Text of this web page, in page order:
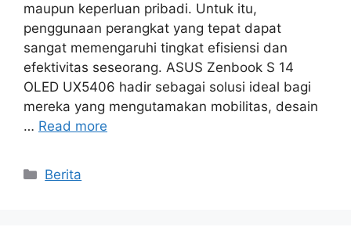
maupun keperluan pribadi. Untuk itu,
penggunaan perangkat yang tepat dapat
sangat memengaruhi tingkat efisiensi dan
efektivitas seseorang. ASUS Zenbook S 14
OLED UX5406 hadir sebagai solusi ideal bagi
mereka yang mengutamakan mobilitas, desain
… Read more
Categories
Berita